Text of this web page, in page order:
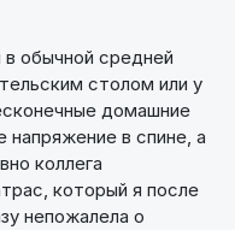
обычной средней
столом или у
домашние
напряжение в спине, а
коллега
который я после
непожалела о